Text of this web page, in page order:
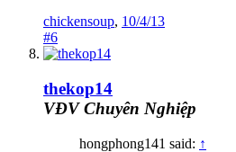
chickensoup, 10/4/13
#6
thekop14
VĐV Chuyên Nghiệp
hongphong141 said: ↑